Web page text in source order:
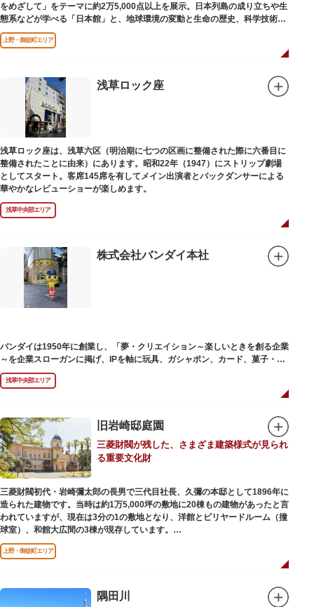
をめざして」をテーマに約2万5,000点以上を展示。日本列島の成り立ちや生
態系などが学べる「日本館」と、地球環境の変動と生命の歴史、科学技術の
進歩などが学べる「地球館」の2つの常設展示をメインに、特別展・企画展
などから構成されています。
2005年「愛・地球博」の長久手日本館で人気を博した「地球の部屋」を移設
100万分の1の大きさ）のドームの内側すべてがスクリーンになっている世界
初のシアターで、月ごとに変わるオリジナル映像を上映しています。
楽しみながら学習できるイベント企画や、恐竜をはじめとした様々な実物標
本、子ども向けのコーナーもあり、お子様連れでも楽しめる博物館です。
また、国立科学博物館では、日本およびアジアにおける科学系博物館の中核
施設として、調査研究、標本資料の収集・保管・活用、展示・学習支援を推
進。これらの活動を上野の本館、白金台の附属自然教育園、茨城県つくば市
の実験植物園や筑波研究施設（非公開）で展開しています。
上野・御徒町エリア
浅草ロック座
浅草ロック座は、浅草六区（明治期に七つの区画に整備された際に六番目に
整備されたことに由来）にあります。昭和22年（1947）にストリップ劇場
としてスタート。客席145席を有してメイン出演者とバックダンサーによる
華やかなレビューショーが楽しめます。
浅草中央部エリア
株式会社バンダイ本社
バンダイは1950年に創業し、「夢・クリエイション～楽しいときを創る企業
～を企業スローガンに掲げ、IPを軸に玩具、ガシャポン、カード、菓子・食
品・食玩、アパレル、日用雑貨など、お客さまの身近で楽しんでいただける
エンターテインメントをお届けしています。
浅草中央部エリア
旧岩崎邸庭園
三菱財閥が残した、さまざま建築様式が見られ
る重要文化財
三菱財閥初代・岩崎彌太郎の長男で三代目社長、久彌の本邸として1896年に
造られた建物です。当時は約1万5,000坪の敷地に20棟もの建物があったと言
われていますが、現在は3分の1の敷地となり、洋館とビリヤードルーム（撞
球室）、和館大広間の3棟が現存しています。
【洋館】
鹿鳴館の建築家として知られるジョサイア・コンドルによって設計された西
ています。
上野・御徒町エリア
隅田川